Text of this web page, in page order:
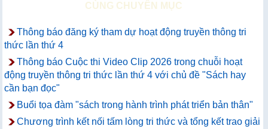
CÙNG CHUYÊN MỤC
Thông báo đăng ký tham dự hoạt động truyền thông tri
thức lần thứ 4
Thông báo Cuộc thi Video Clip 2026 trong chuỗi hoạt
động truyền thông tri thức lần thứ 4 với chủ đề "Sách hay
cần bạn đọc"
Buổi tọa đàm "sách trong hành trình phát triển bản thân"
Chương trình kết nối tấm lòng tri thức và tổng kết trao giải